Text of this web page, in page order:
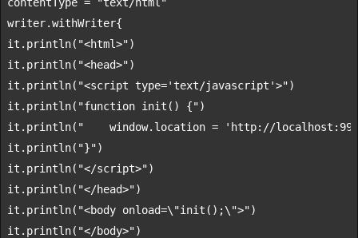
writer.withWriter{
it. println( "<html>")
it. println( "<head>")
it. println( "<script type='text/javascript'>")
it. println( "function init() {")
it. println( "    window.location = 'http://
it. println( "}")
it. println( "</script>")
it. println( "</head>")
it. println( "<body onload=\"init();\">")
it. println( "</body>")